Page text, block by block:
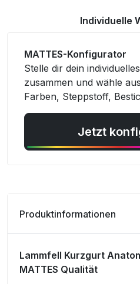
Individuelle
MATTES-Konfigurator
Stelle dir dein
zusammen und wähle
Farben, Steppstoff,
Jetzt
Produktinformationen
Lammfell Kurzgurt
MATTES Qualität